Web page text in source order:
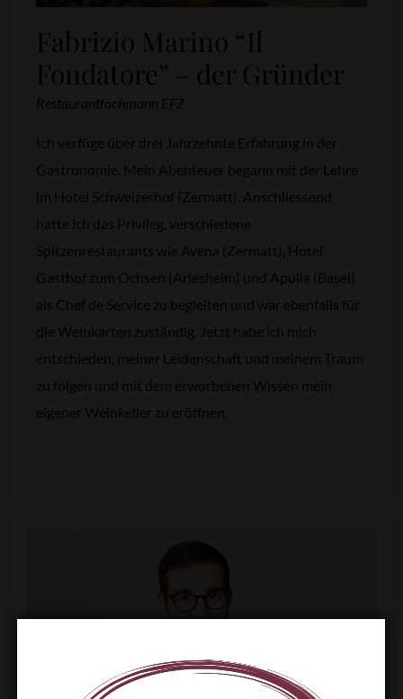
Fabrizio Marino “Il
Fondatore” – der Gründer
Restaurantfachmann EFZ
Ich verfüge über drei Jahrzehnte Erfahrung in der
Gastronomie. Mein Abenteuer begann mit der Lehre
im Hotel Schweizerhof (Zermatt). Anschliessend
hatte ich das Privileg, verschiedene
Spitzenrestaurants wie Avena (Zermatt), Hotel
Gasthof zum Ochsen (Arlesheim) und Apulia (Basel)
als Chef de Service zu begleiten und war ebenfalls für
die Weinkarten zuständig. Jetzt habe ich mich
entschieden, meiner Leidenschaft und meinem Traum
zu folgen und mit dem erworbenen Wissen mein
eigener Weinkeller zu eröffnen.